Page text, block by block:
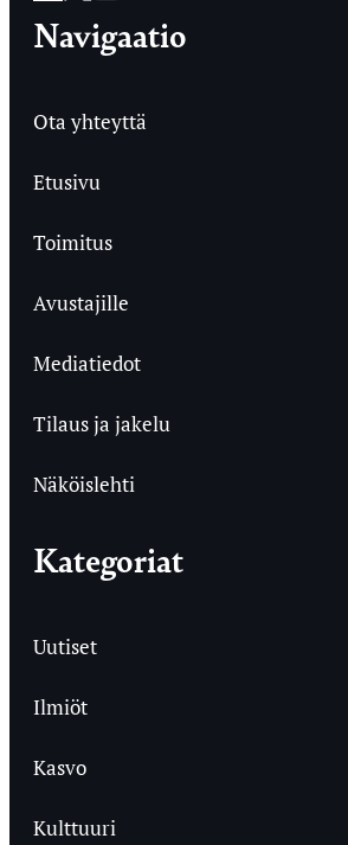
Navigaatio
Ota yhteyttä
Etusivu
Toimitus
Avustajille
Mediatiedot
Tilaus ja jakelu
Näköislehti
Kategoriat
Uutiset
Ilmiöt
Kasvo
Kulttuuri